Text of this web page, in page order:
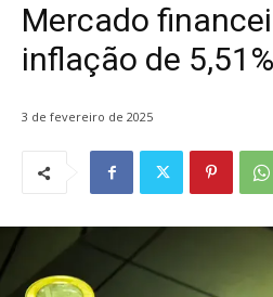
Mercado
inflação de
3 de fevereiro de 2025